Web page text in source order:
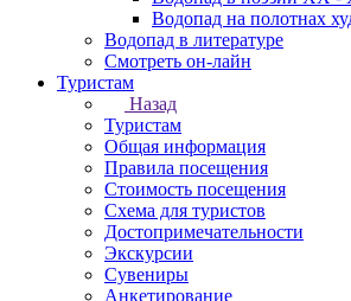
Водопад на полотнах
Водопад в литературе
Смотреть он-лайн
Туристам
Назад
Туристам
Общая информация
Правила посещения
Стоимость посещения
Схема для туристов
Достопримечательности
Экскурсии
Сувениры
Анкетирование